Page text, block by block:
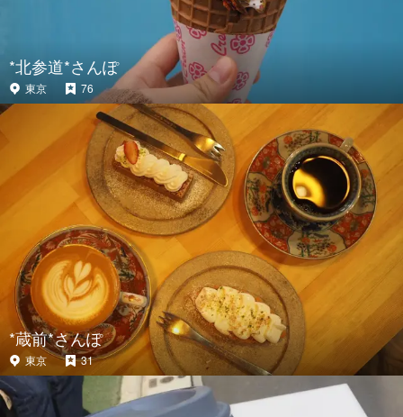
*北参道*さんぽ
東京 76
*蔵前*さんぽ
東京 31